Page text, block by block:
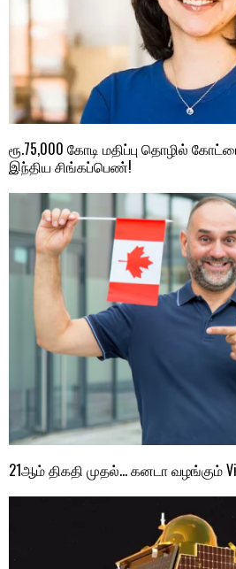
ரூ.75,000 கோடி மதிப்பு தொழில்
இந்திய சிங்கப்பெண்!
21ஆம் திகதி முதல்… கனடா வழங்கும்